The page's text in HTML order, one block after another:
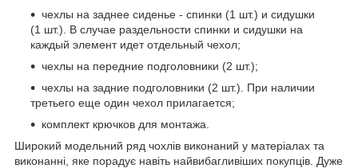
чехлы на заднее сиденье - спинки (1 шт.) и сидушки
(1 шт.). В случае раздельности спинки и сидушки на
каждый элемент идет отдельный чехол;
чехлы на передние подголовники (2 шт.);
чехлы на задние подголовники (2 шт.). При наличии
третьего еще один чехол прилагается;
комплект крючков для монтажа.
Широкий модельний ряд чохлів виконаний у матеріалах та
виконанні, яке порадує навіть найвибагливіших покупців. Дуже